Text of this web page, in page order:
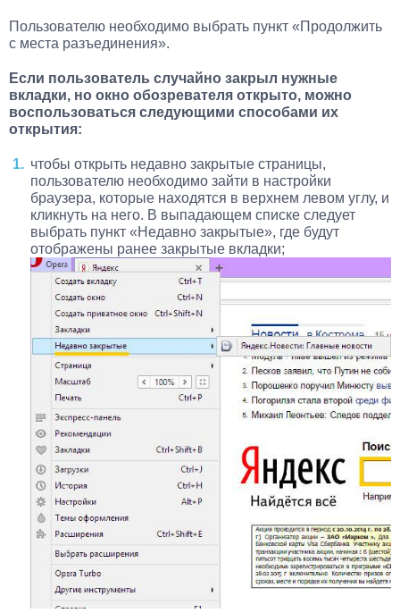
Пользователю необходимо выбрать пункт «Продолжить
с места разъединения».
Если пользователь случайно закрыл нужные
вкладки, но окно обозревателя открыто, можно
воспользоваться следующими способами их
открытия:
чтобы открыть недавно закрытые страницы,
пользователю необходимо зайти в настройки
браузера, которые находятся в верхнем левом углу, и
кликнуть на него. В выпадающем списке следует
выбрать пункт «Недавно закрытые», где будут
отображены ранее закрытые вкладки;